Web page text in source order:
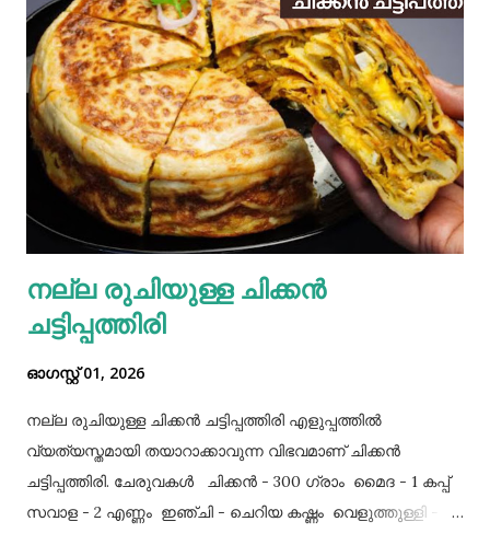
നല്ല രുചിയുള്ള ചിക്കൻ
ചട്ടിപ്പത്തിരി
ഓഗസ്റ്റ് 01, 2026
നല്ല രുചിയുള്ള ചിക്കൻ ചട്ടിപ്പത്തിരി എളുപ്പത്തിൽ
വ്യത്യസ്തമായി തയാറാക്കാവുന്ന വിഭവമാണ് ചിക്കൻ
ചട്ടിപ്പത്തിരി. ചേരുവകൾ ചിക്കൻ - 300 ഗ്രാം മൈദ - 1 കപ്പ്‌
സവാള - 2 എണ്ണം ഇഞ്ചി - ചെറിയ കഷ്ണം വെളുത്തുള്ളി - 5